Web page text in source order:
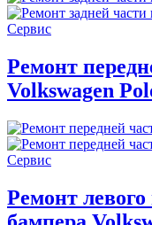
Ремонт
Volkswagen
Ремонт